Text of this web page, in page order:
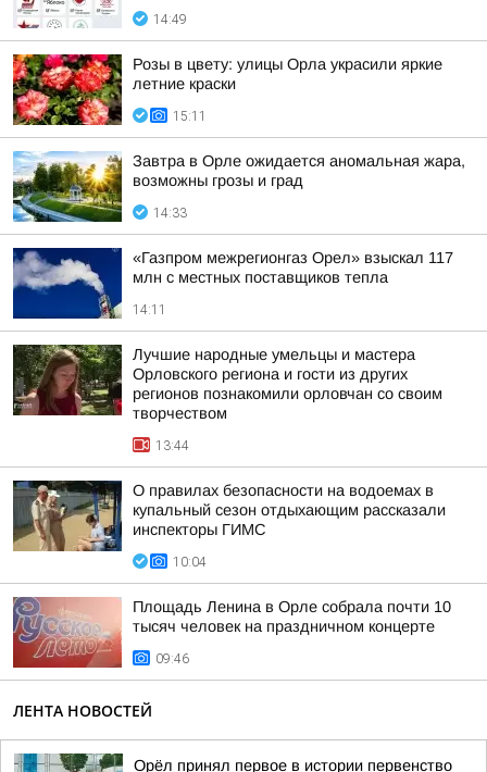
14:49
Розы в цвету: улицы Орла украсили яркие
летние краски
15:11
Завтра в Орле ожидается аномальная жара,
возможны грозы и град
14:33
«Газпром межрегионгаз Орел» взыскал 117
млн с местных поставщиков тепла
14:11
Лучшие народные умельцы и мастера
Орловского региона и гости из других
регионов познакомили орловчан со своим
творчеством
13:44
О правилах безопасности на водоемах в
купальный сезон отдыхающим рассказали
инспекторы ГИМС
10:04
Площадь Ленина в Орле собрала почти 10
тысяч человек на праздничном концерте
09:46
ЛЕНТА НОВОСТЕЙ
Орёл принял первое в истории первенство